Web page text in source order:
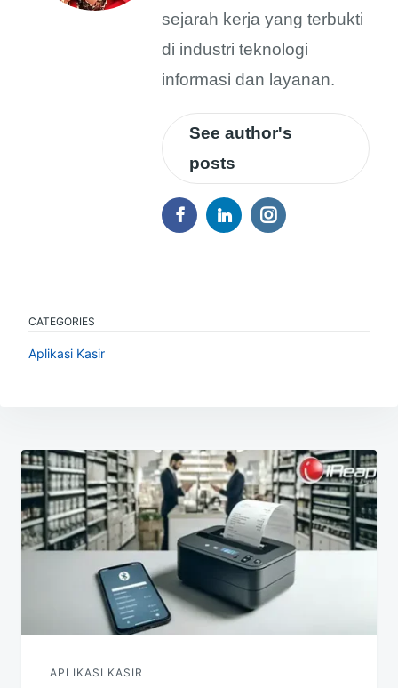
sejarah kerja yang terbukti
di industri teknologi
informasi dan layanan.
See author's
posts
CATEGORIES
Aplikasi Kasir
pos
APLIKASI KASIR